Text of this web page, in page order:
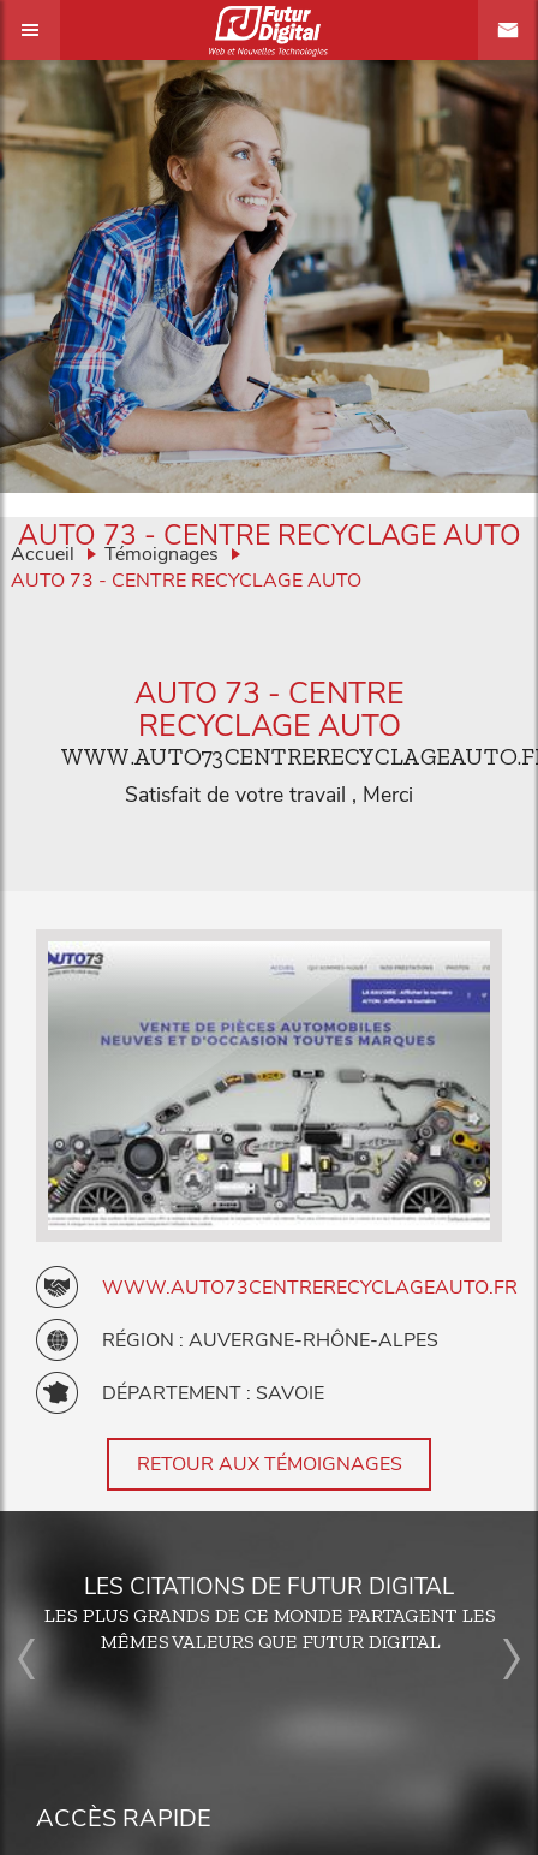
Accueil
Témoignages
AUTO 73 - CENTRE RECYCLAGE AUTO
AUTO 73 - CENTRE RECYCLAGE AUTO
AUTO 73 - CENTRE
RECYCLAGE AUTO
Satisfait de votre travail , Merci
WWW.AUTO73CENTRERECYCLAGEAUTO.FR
RÉGION : AUVERGNE-RHÔNE-ALPES
DÉPARTEMENT : SAVOIE
RETOUR AUX TÉMOIGNAGES
LES CITATIONS DE FUTUR DIGITAL
LES PLUS GRANDS DE CE MONDE PARTAGENT LES
MÊMES VALEURS QUE FUTUR DIGITAL
ACCÈS RAPIDE